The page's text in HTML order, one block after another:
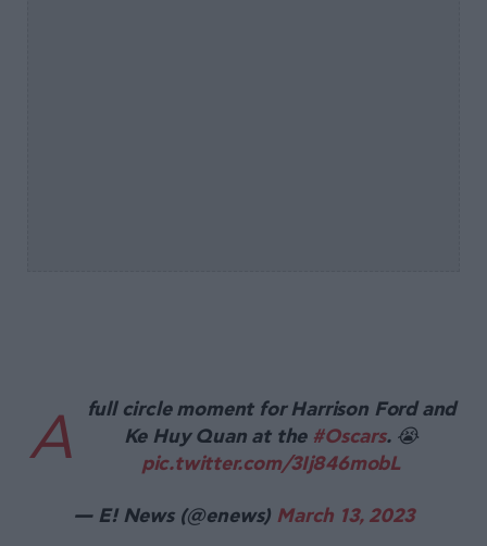
A
full circle moment for Harrison Ford and
Ke Huy Quan at the #Oscars. 😭
pic.twitter.com/3Ij846mobL
— E! News (@enews) March 13, 2023